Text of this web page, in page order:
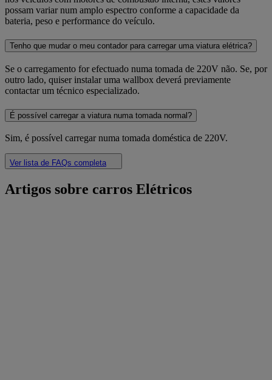
possam variar num amplo espectro conforme a capacidade da
bateria, peso e performance do veículo.
Tenho que mudar o meu contador para carregar uma viatura elétrica?
Se o carregamento for efectuado numa tomada de 220V não. Se, por
outro lado, quiser instalar uma wallbox deverá previamente
contactar um técnico especializado.
É possível carregar a viatura numa tomada normal?
Sim, é possível carregar numa tomada doméstica de 220V.
Ver lista de FAQs completa
Artigos sobre carros Elétricos